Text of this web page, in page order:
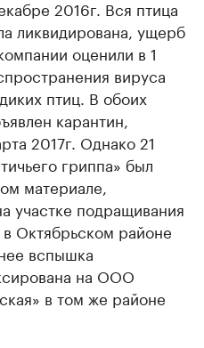
2016г. Вся птица
ликвидирована, ущерб
оценили в 1
вируса
птиц. В обоих
карантин,
2017г. Однако 21
гриппа» был
материале,
участке подращивания
районе
вспышка
на ООО
в том же районе